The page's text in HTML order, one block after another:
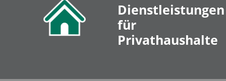
Dienstleistungen
für
Privathaushalte